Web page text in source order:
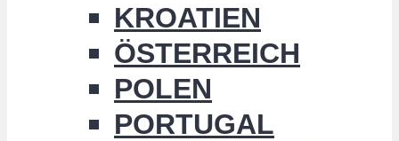
KROATIEN
ÖSTERREICH
POLEN
PORTUGAL